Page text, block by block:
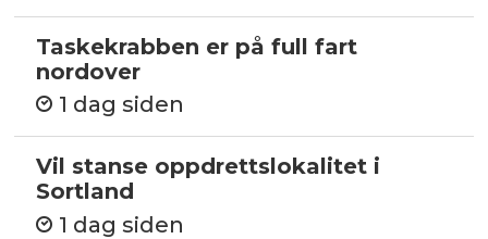
Taskekrabben er på full fart
nordover
1 dag siden
Vil stanse oppdrettslokalitet i
Sortland
1 dag siden